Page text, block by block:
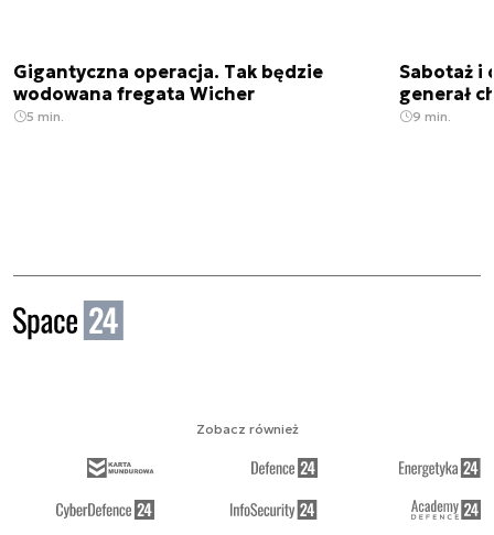
Gigantyczna operacja. Tak będzie
wodowana fregata Wicher
5 min.
Sabotaż i
generał
9 min.
Zobacz również